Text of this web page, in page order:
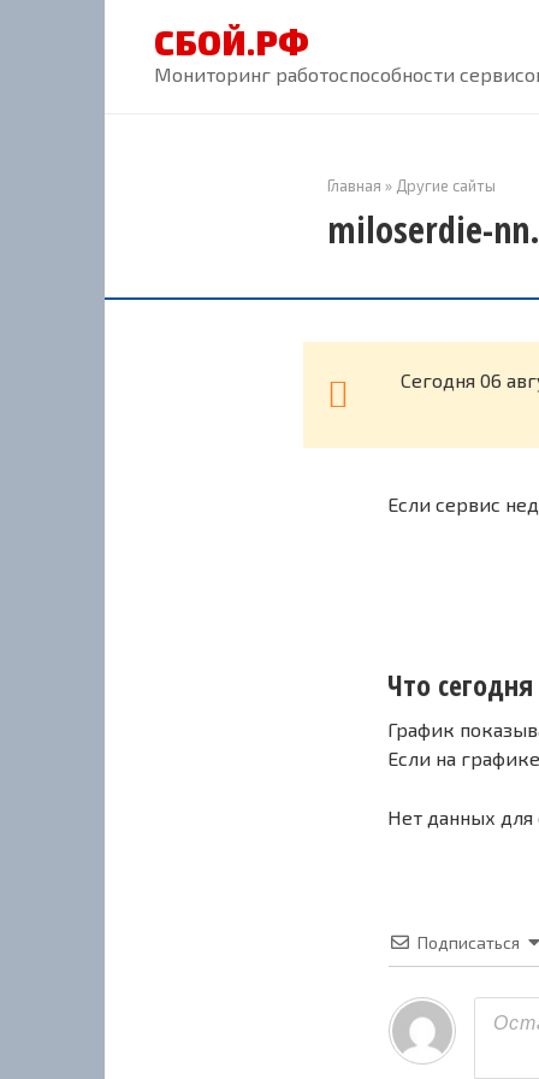
СБОЙ.РФ
Мониторинг работоспособности
Главная » Другие сайты
miloserdie-
Cегодня 06
Если сервис
Что
График
Если на
Нет данных для
Подписаться